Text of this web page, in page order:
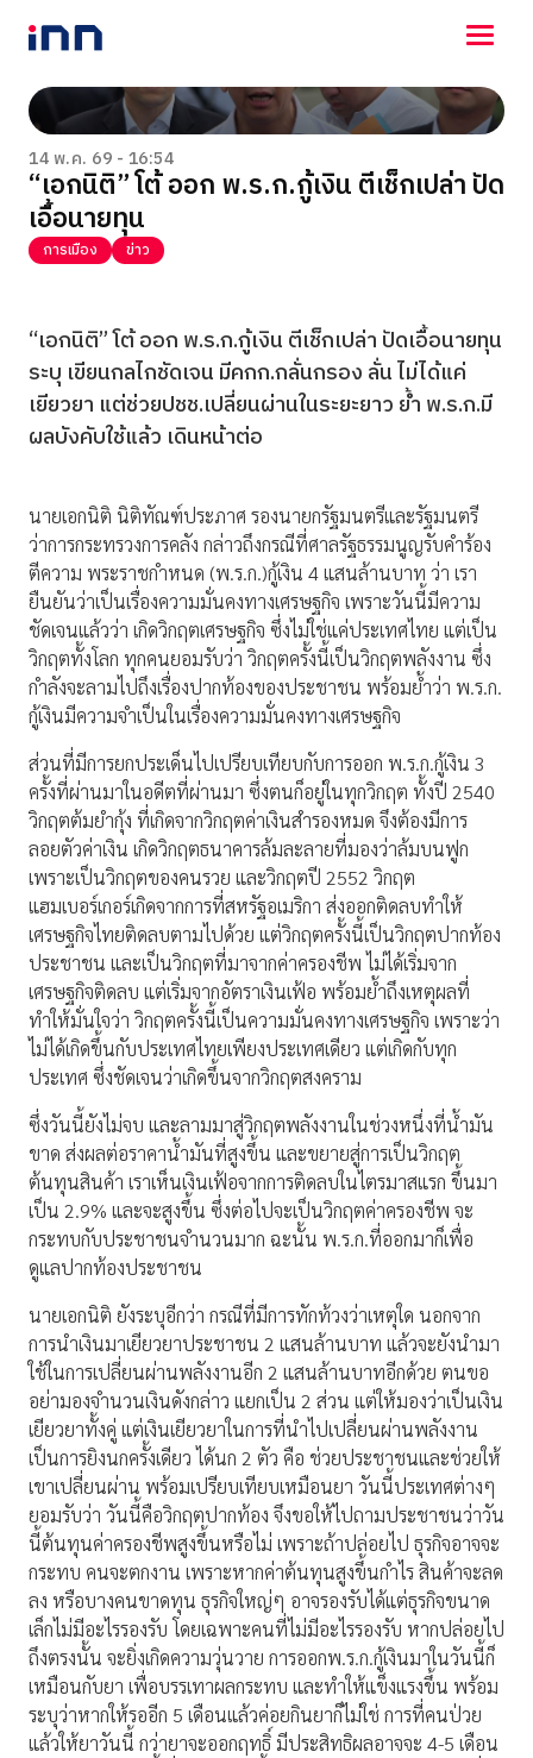
NEWS
ENTERTAINMENT
LIFESTYLE
HOROSCOPE
LOTTERY
VIDEO
14 พ.ค. 69 - 16:54
“เอกนิติ​” โต้ ​ออก พ.ร.ก.กู้เงิน​ ตีเช็กเปล่า ปัด
เอื้อนายทุน
การเมือง ข่าว
“เอกนิติ​” โต้ ​ออก พ.ร.ก.กู้เงิน​ ตีเช็กเปล่า ปัดเอื้อนายทุน
ระบุ เขียนกลไกชัดเจน มีคกก.กลั่นกรอง ลั่น ไม่ได้แค่
เยียวยา แต่ช่วยปชช.เปลี่ยนผ่านในระยะยาว ย้ำ พ.ร.ก.มี
ผลบังคับใช้แล้ว เดินหน้าต่อ
นายเอกนิติ​ นิติทัณฑ์​ประภาศ​ รองนายกรัฐมนตรีและรัฐมนตรี
ว่าการกระทรวงการคลัง​ กล่าวถึง​กรณี​ที่ศาลรัฐธรรมนูญรับคำร้อง
ตีความ พระราชกำหนด (พ.ร.ก.)กู้เงิน 4 แสนล้านบาท​ ว่า เรา
ยืนยันว่าเป็นเรื่องความมั่นคงทางเศรษฐกิจ เพราะวันนี้มีความ
ชัดเจนแล้วว่า เกิดวิกฤตเศรษฐกิจ ซึ่งไม่ใช่แค่ประเทศไทย แต่เป็น
วิกฤตทั้งโลก ทุกคนยอมรับว่า วิกฤตครั้งนี้เป็นวิกฤตพลังงาน ซึ่ง
กำลังจะลามไปถึงเรื่องปากท้องของประชาชน พร้อมย้ำว่า พ.ร.ก.
กู้เงินมีความจำเป็นในเรื่องความมั่นคงทางเศรษฐกิจ​
ส่วนที่มีการยกประเด็นไปเปรียบเทียบกับการออก พ.ร.ก.กู้เงิน 3
ครั้งที่ผ่านมาในอดีตที่ผ่านมา​ ซึ่งตนก็อยู่ในทุกวิกฤต ทั้งปี 2540
วิกฤตต้มยำกุ้ง ที่เกิดจากวิกฤตค่าเงินสำรองหมด จึงต้องมีการ
ลอยตัวค่าเงิน เกิดวิกฤตธนาคารล้มละลายที่มองว่าล้มบนฟูก
เพราะเป็นวิกฤตของคนรวย และวิกฤตปี 2552 วิกฤต
แฮมเบอร์เกอร์เกิดจากการที่สหรัฐอเมริกา ส่งออกติดลบทำให้
เศรษฐกิจไทยติดลบตามไปด้วย แต่วิกฤตครั้งนี้เป็นวิกฤตปากท้อง
ประชาชน และเป็นวิกฤตที่มาจากค่าครองชีพ ไม่ได้เริ่มจาก
เศรษฐกิจติดลบ แต่เริ่มจากอัตราเงินเฟ้อ​ พร้อมย้ำถึงเหตุผลที่
ทำให้มั่นใจว่า วิกฤตครั้งนี้เป็นความมั่นคงทางเศรษฐกิจ เพราะว่า
ไม่ได้เกิดขึ้นกับประเทศไทยเพียงประเทศเดียว แต่เกิดกับทุก
ประเทศ ซึ่งชัดเจนว่าเกิดขึ้นจากวิกฤตสงคราม
ซึ่งวันนี้ยังไม่จบ และลามมาสู่วิกฤตพลังงานในช่วงหนึ่งที่น้ำมัน
ขาด​ ส่งผลต่อราคาน้ำมันที่สูงขึ้น​ และขยายสู่การเป็นวิกฤต
ต้นทุนสินค้า เราเห็นเงินเฟ้อจากการติดลบในไตรมาสแรก ขึ้นมา
เป็น 2.9% และจะสูงขึ้น ซึ่งต่อไปจะเป็นวิกฤตค่าครองชีพ จะ
กระทบกับประชาชนจำนวนมาก ฉะนั้น พ.ร.ก.ที่ออกมาก็เพื่อ
ดูแลปากท้องประชาชน
นายเอกนิติ​ ยังระบุอีกว่า กรณีที่มีการทักท้วงว่าเหตุใด นอกจาก
การนำเงินมาเยียวยา​ประชาชน 2 แสนล้านบาท แล้วจะยังนำมา
ใช้ในการเปลี่ยนผ่านพลังงานอีก 2 แสนล้านบาทอีกด้วย ตนขอ
อย่ามองจำนวนเงินดังกล่าว แยกเป็น 2 ส่วน แต่ให้มองว่าเป็นเงิน
เยียวยาทั้งคู่ แต่เงินเยียวยาในการที่นำไปเปลี่ยนผ่านพลังงาน
เป็นการยิงนกครั้งเดียว ได้นก 2 ตัว​ คือ​ ช่วยประชาชนและช่วยให้
เขาเปลี่ยนผ่าน พร้อมเปรียบเทียบเหมือนยา​ วันนี้ประเทศต่างๆ
ยอมรับว่า วันนี้คือวิกฤตปากท้อง จึงขอให้ไปถามประชาชนว่าวัน
นี้ต้นทุนค่าครองชีพสูงขึ้นหรือไม่ เพราะถ้าปล่อยไป ธุรกิจอาจจะ
กระทบ​ คนจะตกงาน เพราะหากค่าต้นทุนสูงขึ้นกำไร สินค้าจะลด
ลง หรือบางคนขาดทุน​ ธุรกิจใหญ่ๆ อาจรองรับได้แต่ธุรกิจขนาด
เล็กไม่มีอะไรรองรับ โดยเฉพาะคนที่ไม่มีอะไรรองรับ หากปล่อยไป
ถึงตรงนั้น จะยิ่งเกิดความวุ่นวาย​ การออกพ.ร.ก.กู้เงินมาในวันนี้ก็
เหมือนกับยา​ เพื่อบรรเทาผลกระทบ และทำให้แข็งแรงขึ้น พร้อม
ระบุว่าหากให้รออีก 5 เดือนแล้วค่อยกินยา​ก็ไม่ใช่​ การที่คนป่วย
แล้วให้ยาวันนี้ กว่ายาจะออกฤทธิ์ มีประสิทธิผลอาจจะ 4-5 เดือน